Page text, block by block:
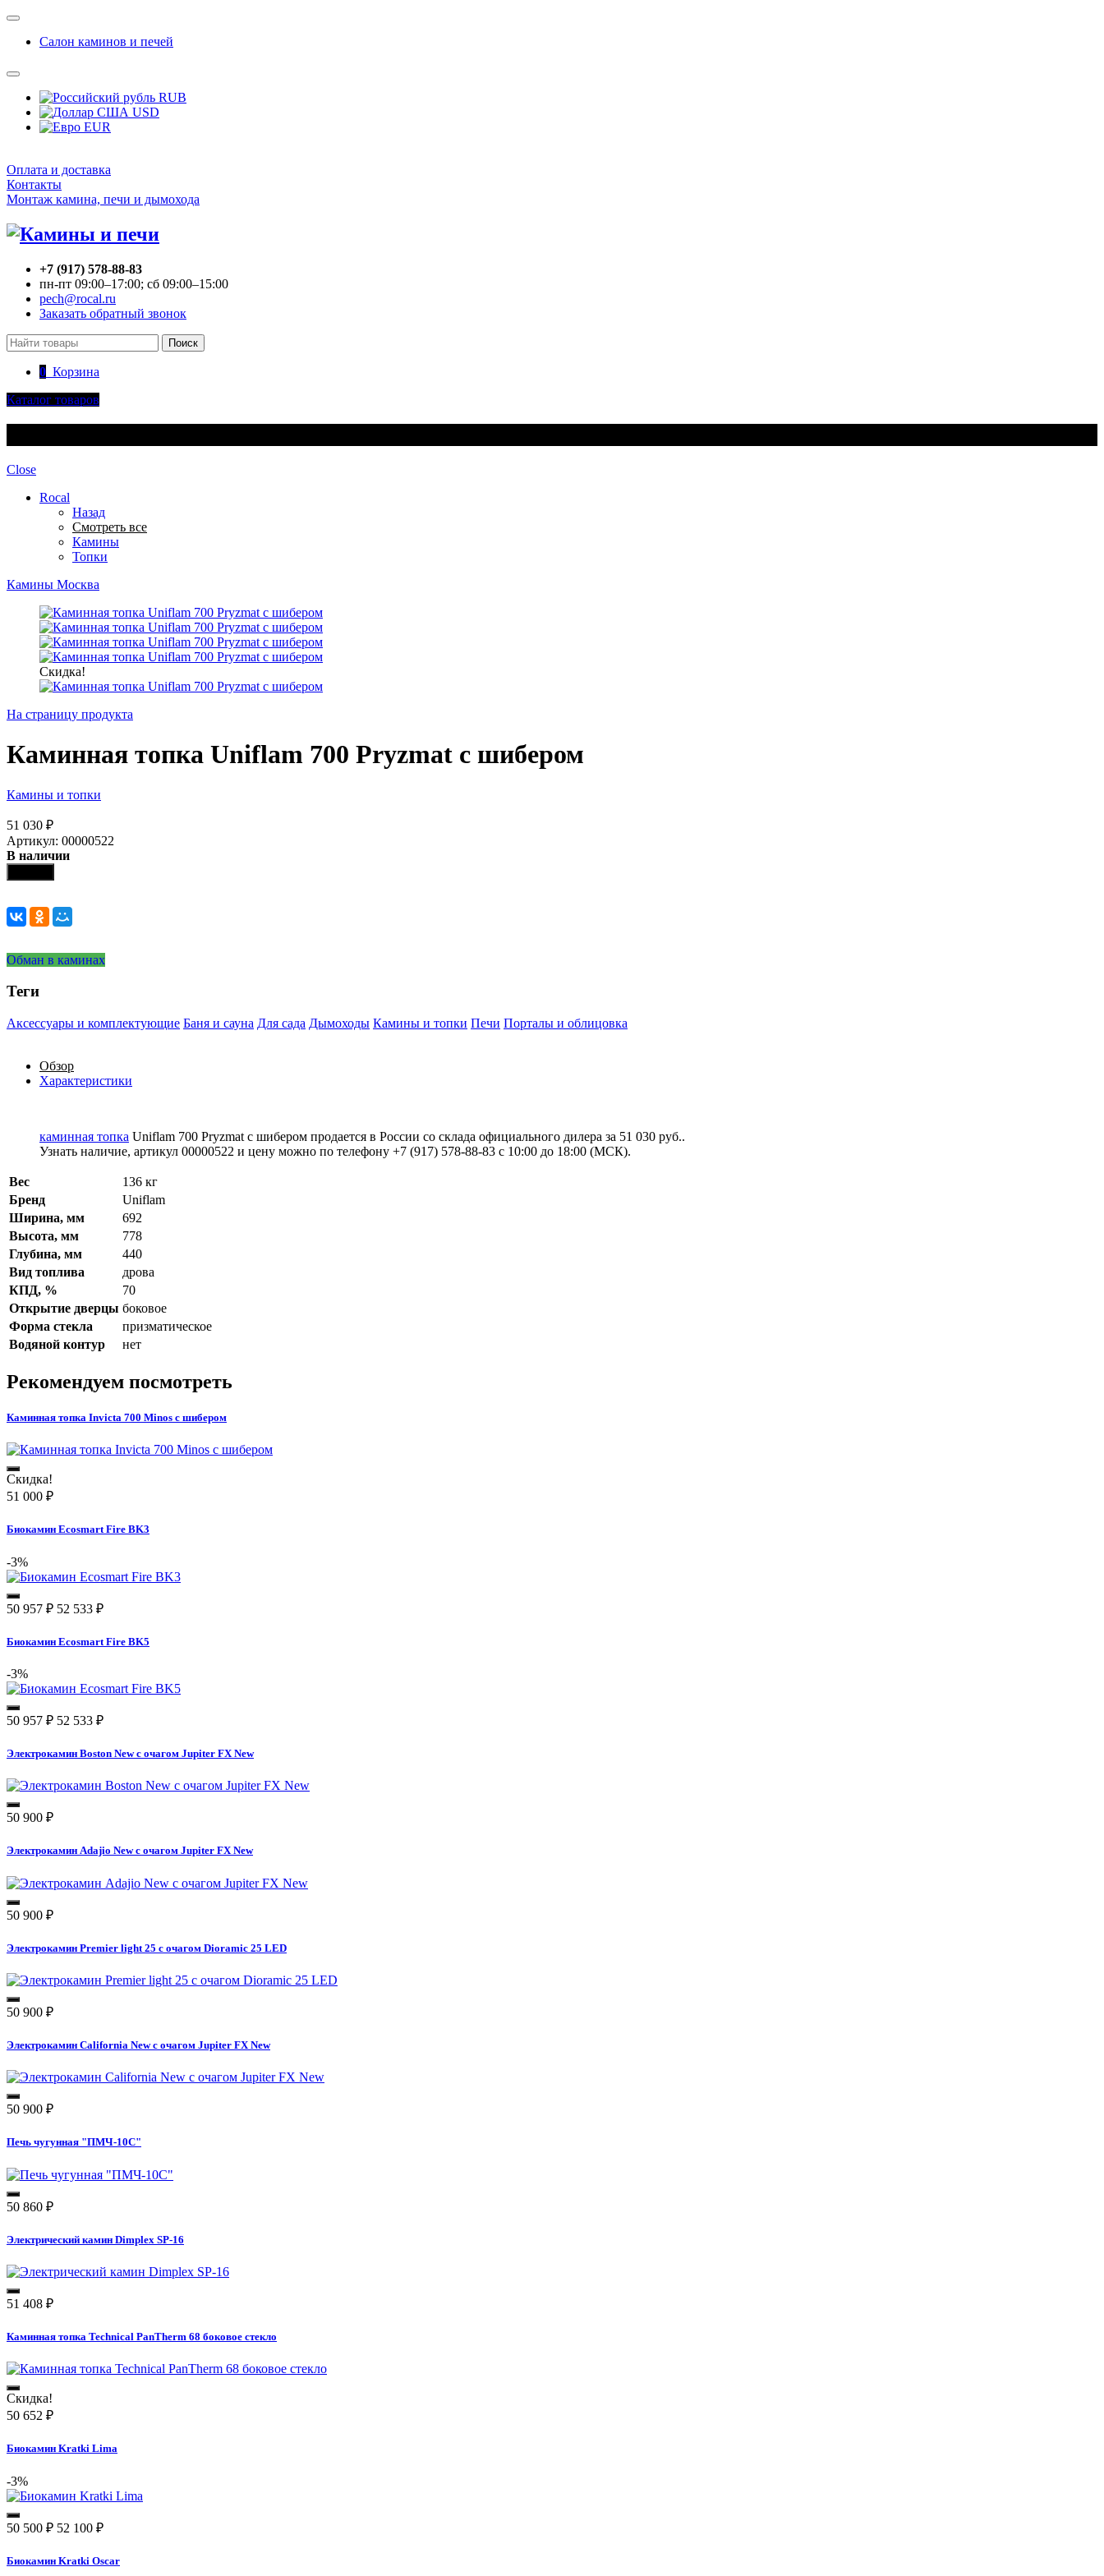
Салон каминов и печей
RUB
USD
EUR
Оплата и доставка
Контакты
Монтаж камина, печи и дымохода
+7 (917) 578-88-83
пн-пт 09:00–17:00; сб 09:00–15:00
pech@rocal.ru
Заказать обратный звонок
Поиск
0 Корзина
Каталог товаров
Close
Rocal
Назад
Смотреть все
Камины
Топки
Камины Москва
Скидка!
На страницу продукта
Каминная топка Uniflam 700 Pryzmat с шибером
Камины и топки
51 030 ₽
Артикул: 00000522
В наличии
Обман в каминах
Теги
Аксессуары и комплектующие Баня и сауна Для сада Дымоходы Камины и топки Печи Порталы и облицовка
Обзор
Характеристики
каминная топка Uniflam 700 Pryzmat с шибером продается в России со склада официального дилера за 51 030 руб..
Узнать наличие, артикул 00000522 и цену можно по телефону +7 (917) 578-88-83 с 10:00 до 18:00 (МСК).
Вес
136 кг
Бренд
Uniflam
Ширина, мм
692
Высота, мм
778
Глубина, мм
440
Вид топлива
дрова
КПД, %
70
Открытие дверцы боковое
Форма стекла
призматическое
Водяной контур
нет
Рекомендуем посмотреть
Каминная топка Invicta 700 Minos с шибером
Скидка!
51 000 ₽
Биокамин Ecosmart Fire BK3
-3%
50 957 ₽ 52 533 ₽
Биокамин Ecosmart Fire BK5
-3%
50 957 ₽ 52 533 ₽
Электрокамин Boston New с очагом Jupiter FX New
50 900 ₽
Электрокамин Adajio New с очагом Jupiter FX New
50 900 ₽
Электрокамин Premier light 25 с очагом Dioramic 25 LED
50 900 ₽
Электрокамин California New с очагом Jupiter FX New
50 900 ₽
Печь чугунная "ПМЧ-10С"
50 860 ₽
Электрический камин Dimplex SP-16
51 408 ₽
Каминная топка Technical PanTherm 68 боковое стекло
Скидка!
50 652 ₽
Биокамин Kratki Lima
-3%
50 500 ₽ 52 100 ₽
Биокамин Kratki Oscar